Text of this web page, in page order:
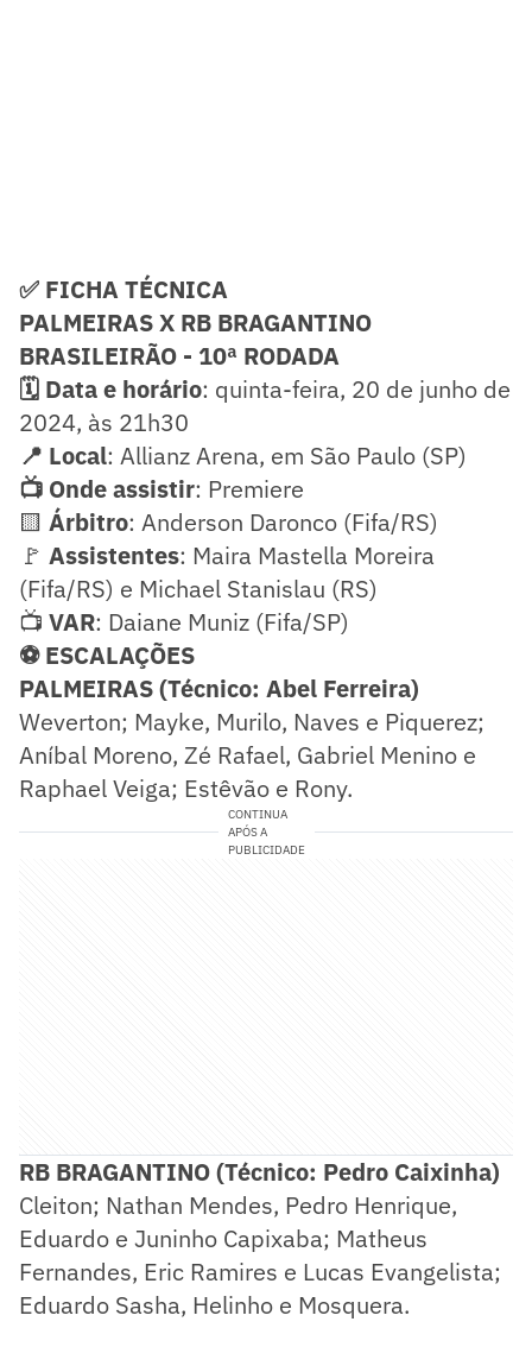
✅ FICHA TÉCNICA
PALMEIRAS X RB BRAGANTINO
BRASILEIRÃO - 10ª RODADA
🗓️ Data e horário: quinta-feira, 20 de junho de
2024, às 21h30
📍 Local: Allianz Arena, em São Paulo (SP)
📺 Onde assistir: Premiere
🟨 Árbitro: Anderson Daronco (Fifa/RS)
🚩 Assistentes: Maira Mastella Moreira
(Fifa/RS) e Michael Stanislau (RS)
📺 VAR: Daiane Muniz (Fifa/SP)
⚽ ESCALAÇÕES
PALMEIRAS (Técnico: Abel Ferreira)
Weverton; Mayke, Murilo, Naves e Piquerez;
Aníbal Moreno, Zé Rafael, Gabriel Menino e
Raphael Veiga; Estêvão e Rony.
CONTINUA
APÓS A
PUBLICIDADE
RB BRAGANTINO (Técnico: Pedro Caixinha)
Cleiton; Nathan Mendes, Pedro Henrique,
Eduardo e Juninho Capixaba; Matheus
Fernandes, Eric Ramires e Lucas Evangelista;
Eduardo Sasha, Helinho e Mosquera.